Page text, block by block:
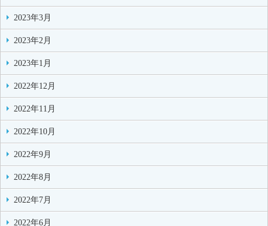
2023年3月
2023年2月
2023年1月
2022年12月
2022年11月
2022年10月
2022年9月
2022年8月
2022年7月
2022年6月